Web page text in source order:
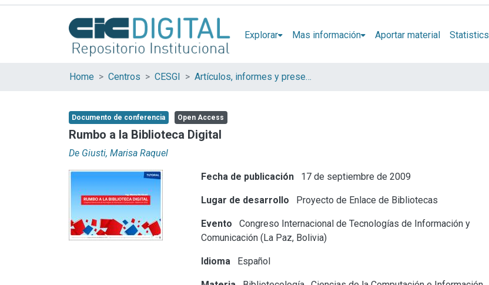
Explorar Mas información Aportar material Statistics
Home Centros CESGI Artículos, informes y presentaciones en Congresos CESGI
Documento de conferencia Open Access
Rumbo a la Biblioteca Digital
De Giusti, Marisa Raquel
Fecha de publicación 17 de septiembre de 2009
Lugar de desarrollo Proyecto de Enlace de Bibliotecas
Evento
Congreso Internacional de Tecnologías de Información y
Comunicación (La Paz, Bolivia)
Idioma Español